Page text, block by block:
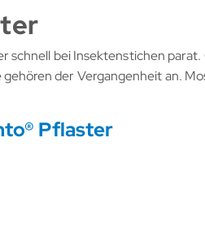
schnell bei Insektenstichen
der Vergangenheit an.
Pflaster